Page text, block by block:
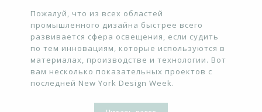
Пожалуй, что из всех областей
промышленного дизайна быстрее всего
развивается сфера освещения, если судить
по тем инновациям, которые используются в
материалах, производстве и технологии. Вот
вам несколько показательных проектов с
последней New York Design Week.